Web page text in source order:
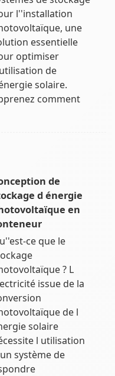
l''installation
une
essentielle
optimiser
de
solaire.
comment
de
d énergie
en
ce que le
? L
issue de la
de l
solaire
l utilisation
système de